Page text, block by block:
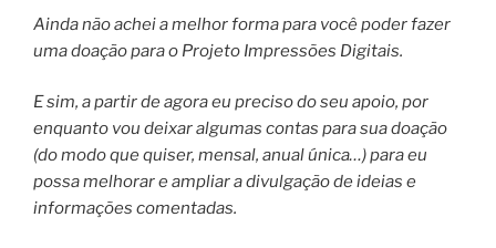
Ainda não achei a melhor forma para você poder fazer
uma doação para o Projeto Impressões Digitais.
E sim, a partir de agora eu preciso do seu apoio, por
enquanto vou deixar algumas contas para sua doação
(do modo que quiser, mensal, anual única…) para eu
possa melhorar e ampliar a divulgação de ideias e
informações comentadas.